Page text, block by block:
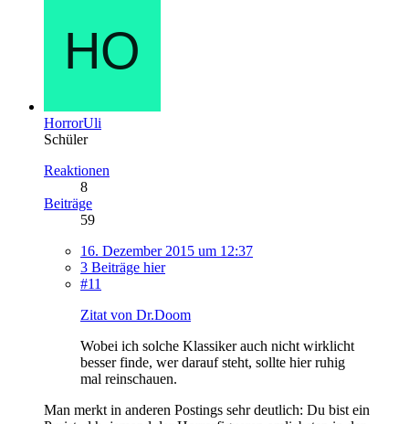
HorrorUli
Schüler
Reaktionen
8
Beiträge
59
16. Dezember 2015 um 12:37
3 Beiträge hier
#11
Zitat von Dr.Doom
Wobei ich solche Klassiker auch nicht wirklicht
besser finde, wer darauf steht, sollte hier ruhig
mal reinschauen.
Man merkt in anderen Postings sehr deutlich: Du bist ein